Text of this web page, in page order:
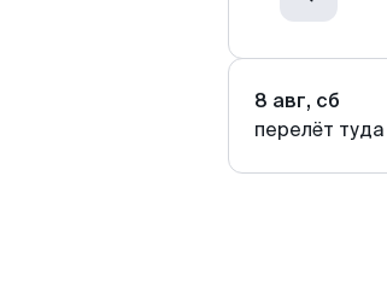
8 авг, сб
перелёт туда